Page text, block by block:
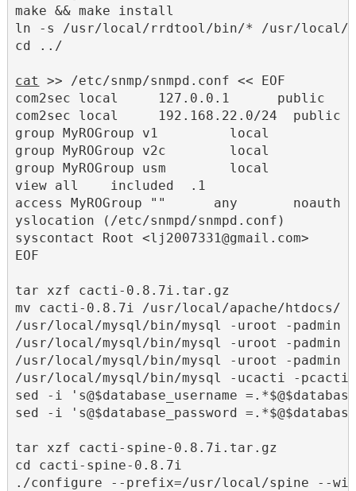
make && make install
ln -s /usr/local/rrdtool/bin/* /usr/local/
cd ../
cat
>> /etc/snmp/snmpd.conf << EOF
com2sec local     127.0.0.1      public
com2sec local     192.168.22.0/24  public
group MyROGroup v1         local
group MyROGroup v2c        local
group MyROGroup usm        local
view all    included  .1
access MyROGroup ""      any
yslocation (/etc/snmpd/snmpd.conf)
syscontact Root <lj2007331@gmail.com>
EOF
tar xzf cacti-0.8.7i.tar.gz
mv cacti-0.8.7i /usr/local/apache/htdocs/
/usr/local/mysql/bin/mysql -uroot -padmin
/usr/local/mysql/bin/mysql -uroot -
/usr/local/mysql/bin/mysql -uroot -
/usr/local/mysql/bin/mysql -ucacti -
sed -i 's@$database_username
sed -i 's@$database_password
tar xzf cacti-spine-0.8.7i.tar.gz
cd cacti-spine-0.8.7i
./configure --prefix=/usr/local/spine --